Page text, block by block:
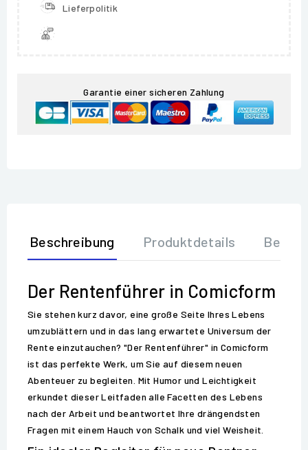
Lieferpolitik
Garantie einer sicheren Zahlung
Beschreibung Produktdetails
Der Rentenführer in Comicform
Sie stehen kurz davor, eine große Seite Ihres Lebens
umzublättern und in das lang erwartete Universum der
Rente einzutauchen? "Der Rentenführer" in Comicform
ist das perfekte Werk, um Sie auf diesem neuen
Abenteuer zu begleiten. Mit Humor und Leichtigkeit
erkundet dieser Leitfaden alle Facetten des Lebens
nach der Arbeit und beantwortet Ihre drängendsten
Fragen mit einem Hauch von Schalk und viel Weisheit.